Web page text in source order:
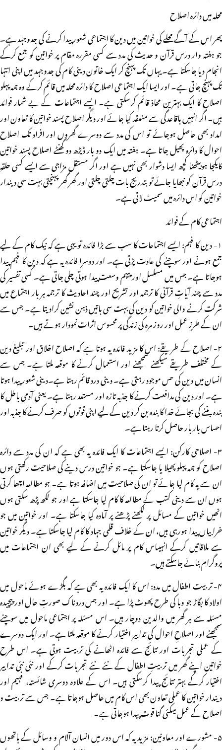
محلہ میں دائرہ اصلاح
پھر اس کے آگے محلے کی خواتین میں دین کا اجتماعی شعور پیدا کرنے کی جدوجہد ہے۔
جو ہفتہ وار درس قرآن و حدیث کی مدد سے کسی مقررہ مقام پر خواتین کو جمع کرکے
انجام دیا جاسکتا ہے۔ یہاں تک پہنچ کر ایک خاتون دینی کام کی جدوجہد میں اپنی انتہا
تک پہنچ جاتی ہے۔ اور ایسا ایک اجتماعی اصلاح کا دائرہ محلہ میں قائم کرکے وہ ہمہ پہلو
اصلاح کا ایک بہترین محاذ قائم کرسکتی ہے۔ ایسے اجتماعات کے بے شمار فوائد
ہیں۔ اگر انہیں باقاعدگی سے منعقد کیا جائے اور دیگر اصلاح پسند خواتین کا تعاون اور
امداد بھی حاصل ہوجائے تو اس کی مدد سے دوسرے گھروں اور افراد تک اصلاح
احوال کا دائرہ پھیل جاتا ہے۔ ہفتہ میں ایک دو بار ڈیڑھ دو گھنٹے اصلاح پسند خواتین
کایکجا ہوبیٹھنا کچھ ایسا دشوار بھی نہیں ہے اور اگر مستقل مزاجی سے ایسے کسی حلقہِ
درس قرآن کو نبھایا جائے تو بتدریج بات چلتی چلتی اور گھر گھر پہنچتی بہت سی دیندار
خواتین کو اس دائرہ میں سمیٹ لاتی ہے۔
اجتماعی کام کے فوائد
۱- دین کا فہم: ایسے اجتماعات کا سب سے بڑا فائدہ تو یہی ہے کہ نیک کام کے لیے
جمع ہونے اور سوچنے کی عادت پڑتی ہے۔ اور دوسرا فائدہ یہ ہے کہ دین کا فہم پیدا
ہوجاتا ہے۔ جس میں مسلسل اور پیہم وسعت پیدا ہوتی چلی جاتی ہے۔ کسی تفسیر کی
مدد سے چند آیاتِ قرآنی کا ترجمہ اور تشریح اور چند احادیث کا ترجمہ ہر بار اجتماع میں
شرکت کرنے والی خواتین کو دین کی بہت سی باتیں ذہن نشین کرادیتا ہے۔ جس سے
ان کے طرزِ عمل اور روز مرہ کی زندگی پر محسوس اثرات نمودار ہوتے ہیں۔
۲- اصلاح کے طریقے: اس کا مزید فائدہ یہ ہوتا ہے کہ اصلاح اخلاق اور تبلیغ دین
کے مختلف طریقے سیکھنے سمجھنے اور استعمال کرنے کا موقعہ ملتا ہے۔ جس سے
انسان میں دین کی حس موجود رہتی ہے۔ دینی درد قائم رہتا ہے۔دینی شعور پیدا ہوتا
ہے۔ اور دین کی مدافعت کرنے کا جذبہ تازہ اور مستعد رہتا ہے۔ یعنی آدمی باطل کا
بندہ بننے کی بجائے خدا کا بندہ بن کر دین کے لیے اپنی قوتوں کو صرف کرنے کا جذبہ اور
احساس بار بار حاصل کرتا رہتا ہے۔
۳- اصلاحی کارکن: ایسے اجتماعات کا ایک فائدہ یہ بھی ہے کہ ان کی مدد سے دائرہ
اصلاح کو ہمہ پہلو پھیلا یا جاسکتا ہے۔ جو خواتین درس دینے کی صلاحیت رکھتی ہوں
ان سے یہ کام لیا جائے تو ان کی صلاحیت میں اضافہ ہوتا ہے۔ جو مطالعہ اچھا کرتی
ہوں ان سے دینی کتب کے مطالعہ کا کام لیا جاسکتا ہے اور جو لکھ پڑھ سکتی ہوں
انھیں خواتین کے مسائل پر لکھنے پڑھنے پر آمادہ کیا جاسکتا ہے۔ اور خواتین میں جو
خرابیاں پیدا ہورہی ہیں، ان کے خلاف قلمی جہاد کا کام لیا جاسکتا ہے۔ دیگر خواتین
سے ملاقاتیں کرکے انہیںاس کام پر مائل کرنے کے لیے بھی ان اجتماعات میں
پروگرام بنائے جاسکتے ہیں۔
۴- تربیت اطفال میں مدد: اس کا ایک فائدہ یہ بھی ہے کہ بگڑے ہوئے ماحول میں
اولاد کا بگاڑ جو وبا کی طرح پھوٹ پڑا ہے۔ اور جس دردناک صورتِ حال اور پیچیدہ
مسئلہ سے ہر گھر میں والدین دوچار ہیں۔ اس مسئلہ پر اجتماعی ماحول میں سوچنے
سمجھنے اور اصلاحِ احوال کی تدابیر اختیار کرنے کا موقعہ ملتا ہے۔ اور ایک دوسرے
کے عملی تجربات اور نتائج سے فائدہ اٹھانے کی تربیت ہوتی ہے۔ اس طرح
خواتین اپنے گھر میں تربیتِ اطفال کے نئے نئے تجربات کرکے اور نئی نئی تدابیر
اختیار کرکے بہتر نتائج پیدا کرسکتی ہیں۔ اس کے علاوہ دوسری شائستہ، فہیم اور
دیندار خواتین کا عملی تعاون بھی اس کام میں حاصل ہوجاتا ہے۔ جس سے تربیت و
اصلاح کے عمل میںکئی گنا قوت پیدا ہوجاتی ہے۔
۵- مشورے اور معاونین: مزید یہ کہ اس دور میں انسان آلام و وسائل کے ہاتھوں